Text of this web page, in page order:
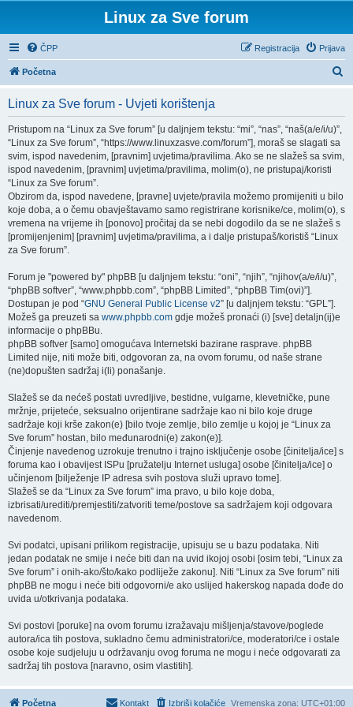
Linux za Sve forum
ČPP Prijava
Registracija
Početna
Linux za Sve forum - Uvjeti korištenja
Pristupom na “Linux za Sve forum” [u daljnjem tekstu: “mi”, “nas”, “naš(a/e/i/u)”,
“Linux za Sve forum”, “https://www.linuxzasve.com/forum”], moraš se slagati sa
svim, ispod navedenim, [pravnim] uvjetima/pravilima. Ako se ne slažeš sa svim,
ispod navedenim, [pravnim] uvjetima/pravilima, molim(o), ne pristupaj/koristi
“Linux za Sve forum”.
Obzirom da, ispod navedene, [pravne] uvjete/pravila možemo promijeniti u bilo
koje doba, a o čemu obavještavamo samo registrirane korisnike/ce, molim(o), s
vremena na vrijeme ih [ponovo] pročitaj da se nebi dogodilo da se ne slažeš s
[promijenjenim] [pravnim] uvjetima/pravilima, a i dalje pristupaš/koristiš “Linux
za Sve forum”.
Forum je "powered by" phpBB [u daljnjem tekstu: “oni”, “njih”, “njihov(a/e/i/u)”,
“phpBB softver”, “www.phpbb.com”, “phpBB Limited”, “phpBB Tim(ovi)”].
Dostupan je pod “GNU General Public License v2” [u daljnjem tekstu: “GPL”].
Možeš ga preuzeti sa www.phpbb.com gdje možeš pronaći (i) [sve] detaljn(ij)e
informacije o phpBBu.
phpBB softver [samo] omogućava Internetski bazirane rasprave. phpBB
Limited nije, niti može biti, odgovoran za, na ovom forumu, od naše strane
(ne)dopušten sadržaj i(li) ponašanje.
Slažeš se da nećeš postati uvredljive, bestidne, vulgarne, klevetničke, pune
mržnje, prijeteće, seksualno orijentirane sadržaje kao ni bilo koje druge
sadržaje koji krše zakon(e) [bilo tvoje zemlje, bilo zemlje u kojoj je “Linux za
Sve forum” hostan, bilo međunarodni(e) zakon(e)].
Činjenje navedenog uzrokuje trenutno i trajno isključenje osobe [činitelja/ice] s
foruma kao i obavijest ISPu [pružatelju Internet usluga] osobe [činitelja/ice] o
učinjenom [bilježenje IP adresa svih postova služi upravo tome].
Slažeš se da “Linux za Sve forum” ima pravo, u bilo koje doba,
izbrisati/urediti/premjestiti/zatvoriti teme/postove sa sadržajem koji odgovara
navedenom.
Svi podatci, upisani prilikom registracije, upisuju se u bazu podataka. Niti
jedan podatak ne smije i neće biti dan na uvid ikojoj osobi [osim tebi, “Linux za
Sve forum” i onih-ako/što/kako podliježe zakonu]. Niti “Linux za Sve forum” niti
phpBB ne mogu i neće biti odgovorni/e ako uslijed hakerskog napada dođe do
uvida u/otkrivanja podataka.
Svi postovi [poruke] na ovom forumu izražavaju mišljenja/stavove/poglede
autora/ica tih postova, sukladno čemu administratori/ce, moderatori/ce i ostale
osobe koje sudjeluju u održavanju ovog foruma ne mogu i neće odgovarati za
sadržaj tih postova [naravno, osim vlastitih].
Početna Vremenska zona: UTC+01:00
Izbriši kolačiće
Kontakt